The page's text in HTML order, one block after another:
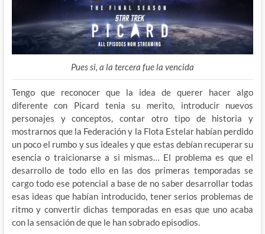
Pues si, a la tercera fue la vencida
Tengo que reconocer que la idea de querer hacer algo
diferente con Picard tenia su merito, introducir nuevos
personajes y conceptos, contar otro tipo de historia y
mostrarnos que la Federación y la Flota Estelar habían perdido
un poco el rumbo y sus ideales y que estas debían recuperar su
esencia o traicionarse a si mismas… El problema es que el
desarrollo de todo ello en las dos primeras temporadas se
cargo todo ese potencial a base de no saber desarrollar todas
esas ideas que habían introducido, tener serios problemas de
ritmo y convertir dichas temporadas en esas que uno acaba
con la sensación de que le han sobrado episodios.